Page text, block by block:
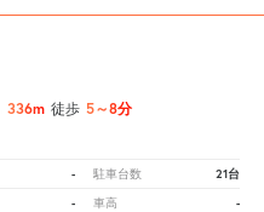
336m 徒歩 5～8分
- 駐車台数 21台
- 車高 -